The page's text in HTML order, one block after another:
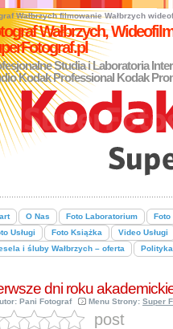
Wałbrzych filmowanie Wałbrzych
Wałbrzych,
Studia i Laboratoria
Kodak Professional Kodak
O Nas Foto Laboratorium Foto
Usługi
Foto Książka Video Usługi
i śluby Wałbrzych – oferta
dni roku
Pani Fotograf Menu Strony: Super
post